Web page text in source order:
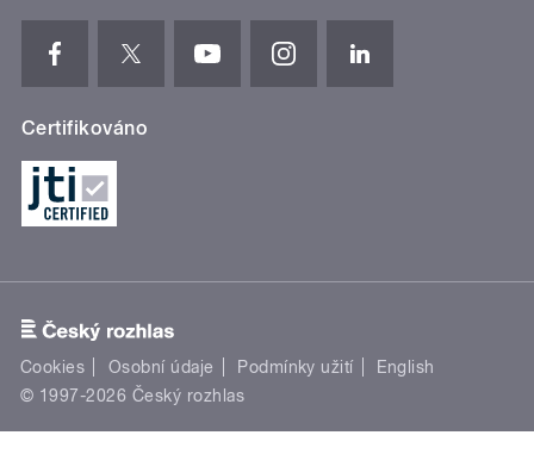
Certifikováno
Cookies Osobní údaje Podmínky užití
English
© 1997-2026 Český rozhlas